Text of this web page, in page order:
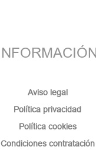
INFORMACIÓN
Aviso legal
Política privacidad
Política cookies
Condiciones contratación